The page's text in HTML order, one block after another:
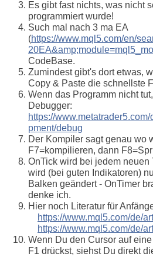
Es gibt fast nichts, was nicht
programmiert wurde!
Such mal nach 3 ma EA
(https://www.mql5.com/en/
CodeBase.
Zumindest gibt's dort etwas,
Copy & Paste die schnellste
Wenn das Programm nicht
Debugger:
https://
pment/debug
Der Kompiler sagt genau wo
F7=kompilieren, dann
OnTick wird bei jedem neuen
wird (bei guten Indikatoren)
Balken geändert - OnTimer
denke ich.
Hier noch Literatur für
https://www.mql5.com/de/
https://www.mql5.com/de/
Wenn Du den Cursor auf
F1 drückst, siehst Du direkt